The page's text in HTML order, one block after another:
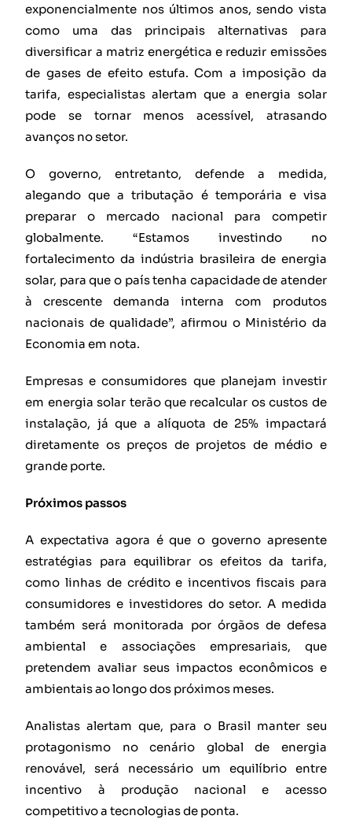
exponencialmente nos últimos anos, sendo vista
como uma das principais alternativas para
diversificar a matriz energética e reduzir emissões
de gases de efeito estufa. Com a imposição da
tarifa, especialistas alertam que a energia solar
pode se tornar menos acessível, atrasando
avanços no setor.
O governo, entretanto, defende a medida,
alegando que a tributação é temporária e visa
preparar o mercado nacional para competir
globalmente. “Estamos investindo no
fortalecimento da indústria brasileira de energia
solar, para que o país tenha capacidade de atender
à crescente demanda interna com produtos
nacionais de qualidade”, afirmou o Ministério da
Economia em nota.
Empresas e consumidores que planejam investir
em energia solar terão que recalcular os custos de
instalação, já que a alíquota de 25% impactará
diretamente os preços de projetos de médio e
grande porte.
Próximos passos
A expectativa agora é que o governo apresente
estratégias para equilibrar os efeitos da tarifa,
como linhas de crédito e incentivos fiscais para
consumidores e investidores do setor. A medida
também será monitorada por órgãos de defesa
ambiental e associações empresariais, que
pretendem avaliar seus impactos econômicos e
ambientais ao longo dos próximos meses.
Analistas alertam que, para o Brasil manter seu
protagonismo no cenário global de energia
renovável, será necessário um equilíbrio entre
incentivo à produção nacional e acesso
competitivo a tecnologias de ponta.